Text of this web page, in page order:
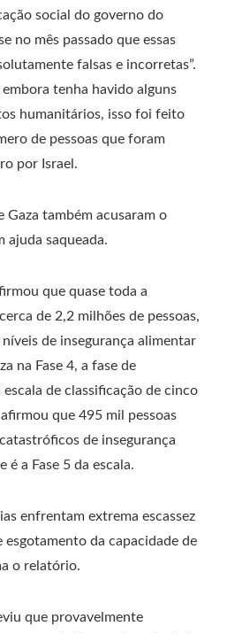
social do governo do
no mês passado que essas
falsas e incorretas”.
tenha havido alguns
humanitários, isso foi feito
de pessoas que foram
por Israel.
Gaza também acusaram o
ajuda saqueada.
que quase toda a
de 2,2 milhões de pessoas,
de insegurança alimentar
na Fase 4, a fase de
escala de classificação de cinco
que 495 mil pessoas
de insegurança
é a Fase 5 da escala.
enfrentam extrema escassez
esgotamento da capacidade de
o relatório.
que provavelmente